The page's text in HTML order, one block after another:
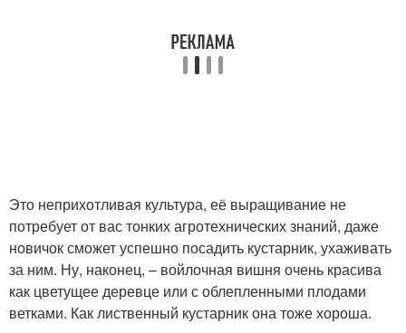
Это неприхотливая культура, её выращивание не
потребует от вас тонких агротехнических знаний, даже
новичок сможет успешно посадить кустарник, ухаживать
за ним. Ну, наконец, – войлочная вишня очень красива
как цветущее деревце или с облепленными плодами
ветками. Как лиственный кустарник она тоже хороша.